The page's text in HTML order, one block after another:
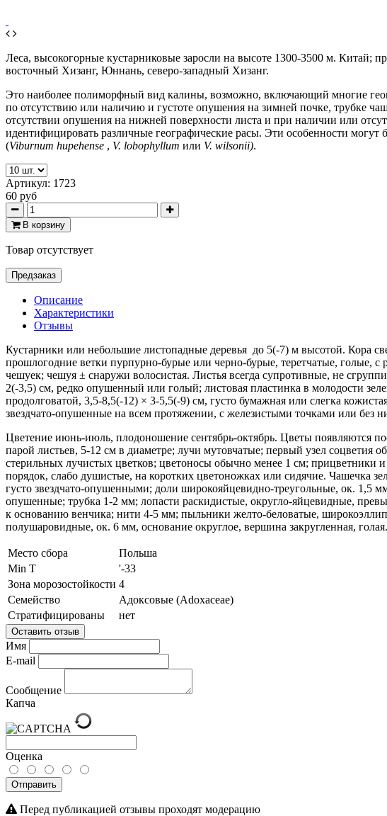
Леса, высокогорные кустарниковые заросли на высоте 1300-3500 м. Китай;
восточный Хизанг, Юннань, северо-западный Хизанг.
Это наиболее полиморфный вид калины, возможно, включающий многие
по отсутствию или наличию и густоте опушения на зимней почке, трубке
отсутствии опушения на нижней поверхности листа и при наличии или
идентифицировать различные географические расы. Эти особенности могут
(Viburnum hupehense , V. lobophyllum или V. wilsonii).
Артикул: 1723
60 руб
В корзину
Товар отсутствует
Предзаказ
Описание
Характеристики
Отзывы
Кустарники или небольшие листопадные деревья до 5(-7) м высотой. Кора
прошлогодние ветки пурпурно-бурые или черно-бурые, теретчатые, голые,
чешуек; чешуя ± снаружи волосистая. Листья всегда супротивные, не
2(-3,5) см, редко опушенный или голый; листовая пластинка в молодости
продолговатой, 3,5-8,5(-12) × 3-5,5(-9) см, густо бумажная или слегка
звездчато-опушенные на всем протяжении, с железистыми точками или
Цветение июнь-июль, плодоношение сентябрь-октябрь. Цветы появляются
парой листьев, 5-12 см в диаметре; лучи мутовчатые; первый узел
стерильных лучистых цветков; цветоносы обычно менее 1 см;
порядок, слабо душистые, на коротких цветоножках или сидячие. Чашечка
густо звездчато-опушенными; доли широкояйцевидно-треугольные, ок. 1,5
опушенные; трубка 1-2 мм; лопасти раскидистые, округло-яйцевидные,
к основанию венчика; нити 4-5 мм; пыльники желто-беловатые,
полушаровидные, ок. 6 мм, основание округлое, вершина закругленная, голая.
Место сбора
Польша
Min T
'-33
Зона морозостойкости 4
Семейство
Адоксовые (Adoxaceae)
Стратифицированы
нет
Оставить отзыв
Имя
E-mail
Сообщение
Капча
Оценка
Отправить
Перед публикацией отзывы проходят модерацию